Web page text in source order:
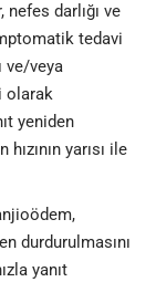
nefes darlığı ve
tedavi
ve/veya
olarak
yeniden
yarısı ile
durdurulmasını
yanıt